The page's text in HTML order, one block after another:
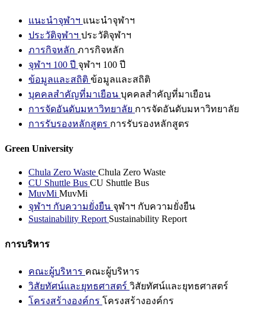
แนะนำจุฬาฯ แนะนำจุฬาฯ
ประวัติจุฬาฯ ประวัติจุฬาฯ
ภารกิจหลัก ภารกิจหลัก
จุฬาฯ 100 ปี จุฬาฯ 100 ปี
ข้อมูลและสถิติ ข้อมูลและสถิติ
บุคคลสำคัญที่มาเยือน บุคคลสำคัญที่มาเยือน
การจัดอันดับมหาวิทยาลัย การจัดอันดับมหาวิทยาลัย
การรับรองหลักสูตร การรับรองหลักสูตร
Green University
Chula Zero Waste Chula Zero Waste
CU Shuttle Bus CU Shuttle Bus
MuvMi MuvMi
จุฬาฯ กับความยั่งยืน จุฬาฯ กับความยั่งยืน
Sustainability Report Sustainability Report
การบริหาร
คณะผู้บริหาร คณะผู้บริหาร
วิสัยทัศน์และยุทธศาสตร์ วิสัยทัศน์และยุทธศาสตร์
โครงสร้างองค์กร โครงสร้างองค์กร